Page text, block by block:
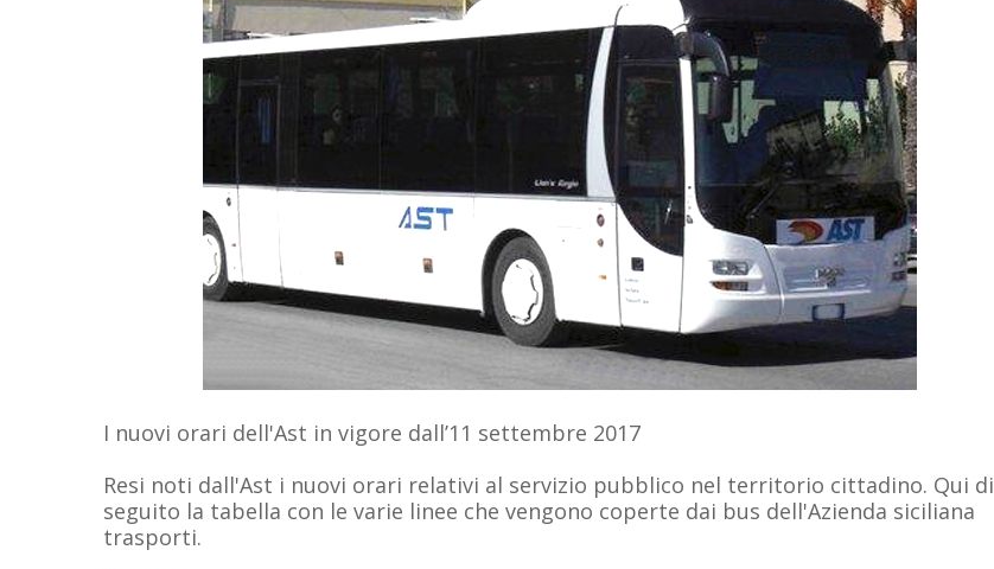
I nuovi orari dell'Ast in vigore dall’11 settembre 2017
Resi noti dall'Ast i nuovi orari relativi al servizio pubblico nel territorio cittadino. Qui di
seguito la tabella con le varie linee che vengono coperte dai bus dell'Azienda siciliana
trasporti.